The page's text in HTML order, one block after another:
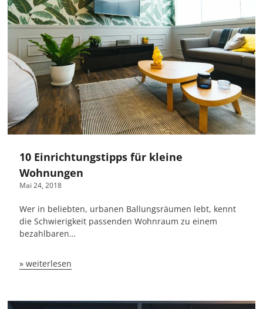
10 Einrichtungstipps für kleine
Wohnungen
Mai 24, 2018
Wer in beliebten, urbanen Ballungsräumen lebt, kennt
die Schwierigkeit passenden Wohnraum zu einem
bezahlbaren…
» weiterlesen